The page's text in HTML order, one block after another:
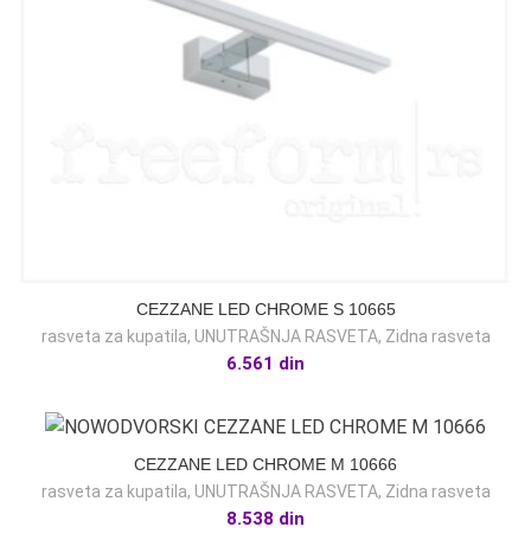
CEZZANE LED CHROME S 10665
rasveta za kupatila, UNUTRAŠNJA RASVETA, Zidna rasveta
6.561 din
CEZZANE LED CHROME M 10666
rasveta za kupatila, UNUTRAŠNJA RASVETA, Zidna rasveta
8.538 din